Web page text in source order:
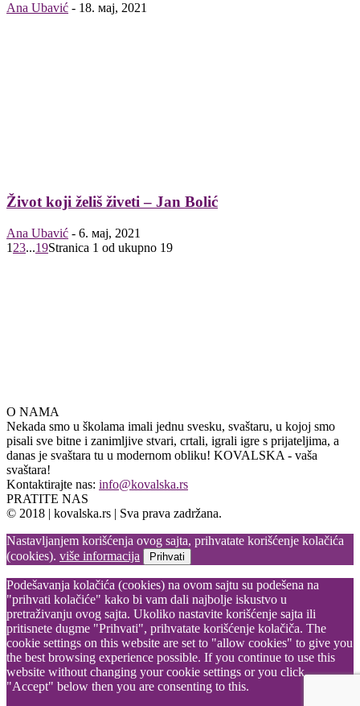
Ana Ubavić - 18. мај, 2021
Život koji želiš živeti – Jan Bolić
Ana Ubavić - 6. мај, 2021
1 23...19Stranica 1 od ukupno 19
O NAMA
Nekada smo u školama imali jednu svesku, svaštaru, u kojoj smo
pisali sve bitne i zanimljive stvari, crtali, igrali igre s prijateljima, a
danas je svaštara tu u modernom obliku! KOVALSKA - vaša
svaštara!
Kontaktirajte nas: info@kovalska.rs
PRATITE NAS
© 2018 | kovalska.rs | Sva prava zadržana.
Nastavljanjem korišćenja ovog sajta, prihvatate korišćenje kolačića
(cookies). više informacija Prihvati
Podešavanja kolačića (cookies) na ovom sajtu su podešena na
"prihvati kolačiće" kako bi vam dali najbolje iskustvo u
pretraživanju ovog sajta. Ukoliko nastavite korišćenje sajta ili
pritisnete dugme "Prihvati", prihvatate korišćenje kolačiča. The
cookie settings on this website are set to "allow cookies" to give you
the best browsing experience possible. If you continue to use this
website without changing your cookie settings or you click
"Accept" below then you are consenting to this.